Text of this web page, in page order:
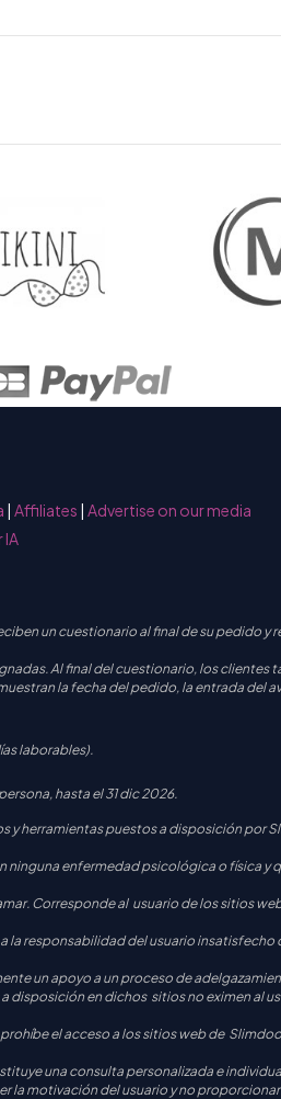
| Affiliates | Advertise on our media
IA
un cuestionario al final de su pedido
Al final del cuestionario, los clientes
la fecha del pedido, la entrada del
laborables).
hasta el 31 dic 2026.
herramientas puestos a disposición por
enfermedad psicológica o física y
Corresponde al usuario de los sitios
responsabilidad del usuario insatisfecho
un apoyo a un proceso de
en dichos sitios no eximen al
el acceso a los sitios web de
una consulta personalizada e
motivación del usuario y no